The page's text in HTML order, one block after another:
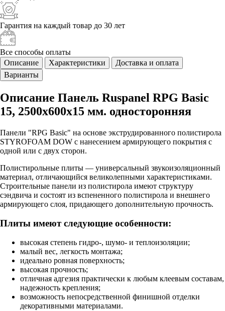
Гарантия на каждый товар до 30 лет
Все способы оплаты
Описание
Характеристики
Доставка и оплата
Варианты
Описание Панель Ruspanel RPG Basic
15, 2500х600х15 мм. односторонняя
Панели "RPG Basic" на основе экструдированного полистирола
STYROFOAM DOW с нанесением армирующего покрытия с
одной или с двух сторон.
Полистирольные плиты — универсальный звукоизоляционный
материал, отличающийся великолепными характеристиками.
Строительные панели из полистирола имеют структуру
сэндвича и состоят из вспененного полистирола и внешнего
армирующего слоя, придающего дополнительную прочность.
Плиты имеют следующие особенности:
высокая степень гидро-, шумо- и теплоизоляции;
малый вес, легкость монтажа;
идеально ровная поверхность;
высокая прочность;
отличная адгезия практически к любым клеевым составам,
надежность крепления;
возможность непосредственной финишной отделки
декоративными материалами.